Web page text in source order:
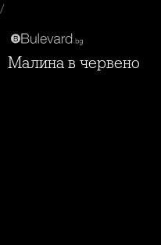
/
Малина в червено